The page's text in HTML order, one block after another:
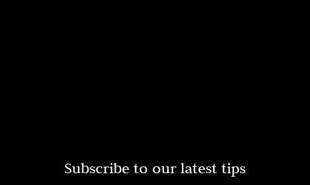
Subscribe to our latest tips